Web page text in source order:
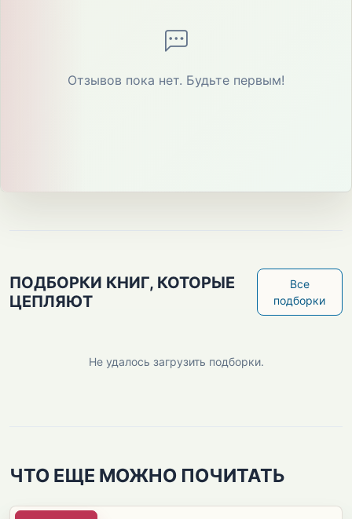
Отзывов пока нет. Будьте первым!
ПОДБОРКИ КНИГ, КОТОРЫЕ
ЦЕПЛЯЮТ
Все
подборки
Не удалось загрузить подборки.
ЧТО ЕЩЕ МОЖНО ПОЧИТАТЬ